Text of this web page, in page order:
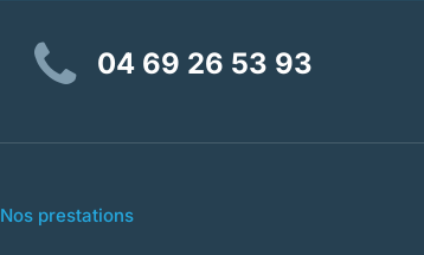
04 69 26 53 93
Nos prestations